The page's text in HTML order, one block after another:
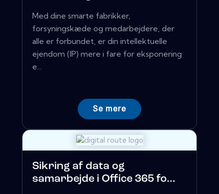
Med dine smarte fabrikker,
forsyningskæde og medarbejdere, der
alle er forbundet, er din intellektuelle
ejendom (IP) mere i fare for eksponering
e...
Se mere
Sikring af data og
samarbejde i Office 365 fo...